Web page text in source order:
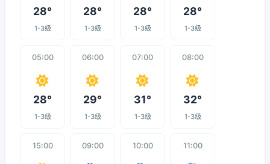
28°
1-3级
28°
1-3级
28°
1-3级
28°
1-3级
05:00
28°
1-3级
06:00
29°
1-3级
07:00
31°
1-3级
08:00
32°
1-3级
15:00 09:00 10:00 11:00